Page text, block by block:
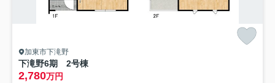
加東市下滝野
下滝野6期 2号棟
2,780万円